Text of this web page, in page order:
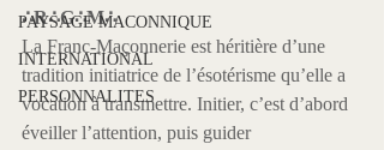
PAYSAGE MACONNIQUE
INTERNATIONAL
PERSONNALITES
∴R∴G∴M∴
La Franc-Maçonnerie est héritière d’une
tradition initiatrice de l’ésotérisme qu’elle a
vocation à transmettre. Initier, c’est d’abord
éveiller l’attention, puis guider